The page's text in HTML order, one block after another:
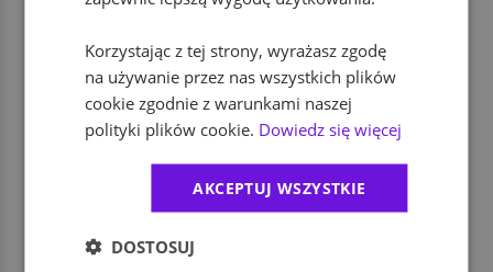
Korzystając z tej strony, wyrażasz zgodę
na używanie przez nas wszystkich plików
cookie zgodnie z warunkami naszej
polityki plików cookie. Dowiedz się więcej
AKCEPTUJ WSZYSTKIE
DOSTOSUJ